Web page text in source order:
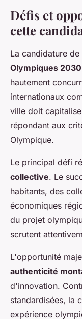
Défis et
cette
La candidature
Olympiques 2030
hautement
internationaux
ville doit
répondant aux
Olympique.
Le principal défi
collective. Le
habitants, des
économiques
du projet
scrutent
L'opportunité
authenticité
d'innovation.
standardisées, la
expérience